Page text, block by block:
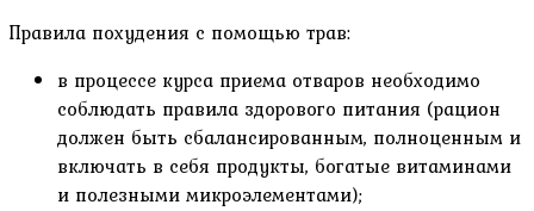
Правила похудения с помощью трав:
в процессе курса приема отваров необходимо
соблюдать правила здорового питания (рацион
должен быть сбалансированным, полноценным и
включать в себя продукты, богатые витаминами
и полезными микроэлементами);